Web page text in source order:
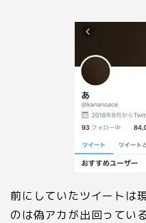
前にしていたツイートは
のは偽アカが出回ってい